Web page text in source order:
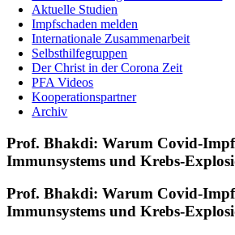
Aktuelle Studien
Impfschaden melden
Internationale Zusammenarbeit
Selbsthilfegruppen
Der Christ in der Corona Zeit
PFA Videos
Kooperationspartner
Archiv
Prof. Bhakdi: Warum Covid-
Immunsystems und Krebs-
Prof. Bhakdi: Warum Covid-
Immunsystems und Krebs-